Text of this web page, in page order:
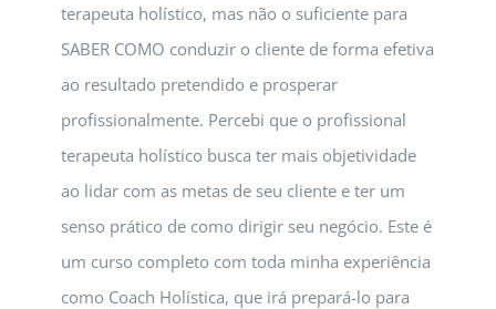
terapeuta holístico, mas não o suficiente para
SABER COMO conduzir o cliente de forma efetiva
ao resultado pretendido e prosperar
profissionalmente. Percebi que o profissional
terapeuta holístico busca ter mais objetividade
ao lidar com as metas de seu cliente e ter um
senso prático de como dirigir seu negócio. Este é
um curso completo com toda minha experiência
como Coach Holística, que irá prepará-lo para